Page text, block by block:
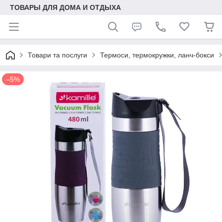
ТОВАРЫ ДЛЯ ДОМА И ОТДЫХА
Товари та послуги Термоси, термокружки, ланч-бокси
–5%